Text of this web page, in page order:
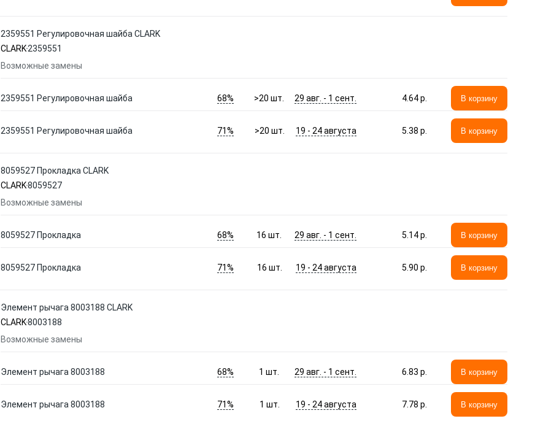
2359551 Регулировочная шайба CLARK
CLARK2359551
Возможные замены
2359551 Регулировочная шайба 68% >20 шт. 29 авг. - 1 сент. 4.64 p. В корзину
2359551 Регулировочная шайба 71% >20 шт. 19 - 24 августа 5.38 p. В корзину
8059527 Прокладка CLARK
CLARK8059527
Возможные замены
8059527 Прокладка 68% 16 шт. 29 авг. - 1 сент. 5.14 p. В корзину
8059527 Прокладка 71% 16 шт. 19 - 24 августа 5.90 p. В корзину
Элемент рычага 8003188 CLARK
CLARK8003188
Возможные замены
Элемент рычага 8003188 68% 1 шт. 29 авг. - 1 сент. 6.83 p. В корзину
Элемент рычага 8003188 71% 1 шт. 19 - 24 августа 7.78 p. В корзину